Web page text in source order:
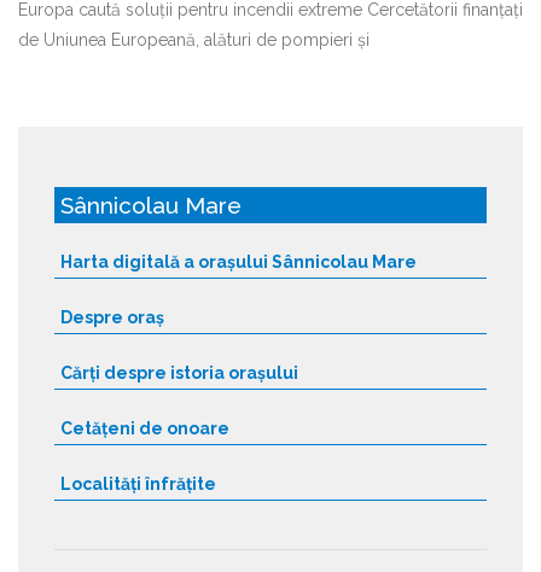
Europa caută soluții pentru incendii extreme Cercetătorii finanțați
de Uniunea Europeană, alături de pompieri și
Sânnicolau Mare
Harta digitală a orașului Sânnicolau Mare
Despre oraș
Cărți despre istoria orașului
Cetățeni de onoare
Localități înfrățite